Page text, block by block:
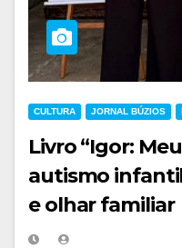
CULTURA JORNAL BÚZIOS
Livro “Igor:
autismo
e olhar familiar